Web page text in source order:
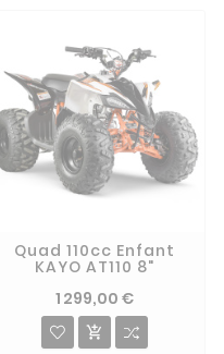
Quad 110cc Enfant
KAYO AT110 8"
1 299,00 €
